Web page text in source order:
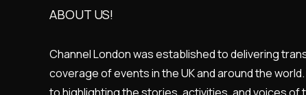
ABOUT US!
Channel London was established to delivering
coverage of events in the UK and around the